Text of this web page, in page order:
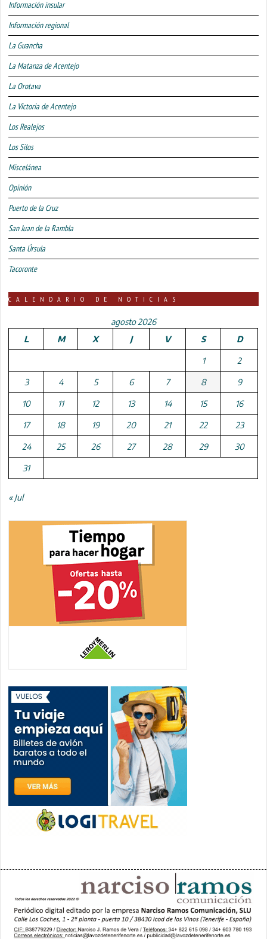
Información insular
Información regional
La Guancha
La Matanza de Acentejo
La Orotava
La Victoria de Acentejo
Los Realejos
Los Silos
Miscelánea
Opinión
Puerto de la Cruz
San Juan de la Rambla
Santa Úrsula
Tacoronte
CALENDARIO DE NOTICIAS
agosto 2026
L
M X J V S D
1 2
3 4 5 6 7 8 9
10 11 12 13 14 15 16
17 18 19 20 21 22 23
24 25 26 27 28 29 30
31
« Jul